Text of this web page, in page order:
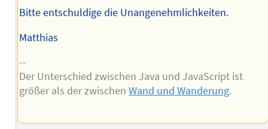
Bitte entschuldige die Unangenehmlichkeiten.
Matthias
--
Der Unterschied zwischen Java und JavaScript ist
größer als der zwischen Wand und Wanderung.